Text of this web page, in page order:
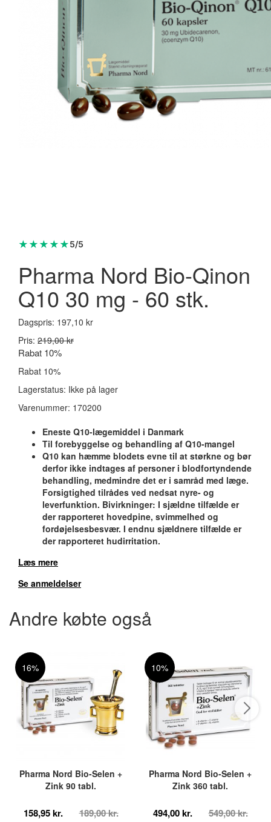
★ ★ ★ ★ ★5/5
Pharma Nord Bio-Qinon
Q10 30 mg - 60 stk.
Dagspris: 197,10 kr
Pris: 219,00 kr
Rabat 10%
Rabat 10%
Lagerstatus: Ikke på lager
Varenummer: 170200
Eneste Q10-lægemiddel i Danmark
Til forebyggelse og behandling af Q10-mangel
Q10 kan hæmme blodets evne til at størkne og bør
derfor ikke indtages af personer i blodfortyndende
behandling, medmindre det er i samråd med læge.
Forsigtighed tilrådes ved nedsat nyre- og
leverfunktion. Bivirkninger: I sjældne tilfælde er
der rapporteret hovedpine, svimmelhed og
fordøjelsesbesvær. I endnu sjældnere tilfælde er
der rapporteret hudirritation.
Læs mere
Se anmeldelser
Andre købte også
16%
Pharma Nord Bio-Selen +
Zink 90 tabl.
158,95 kr. 189,00 kr.
10%
Pharma Nord Bio-Selen +
Zink 360 tabl.
494,00 kr. 549,00 kr.